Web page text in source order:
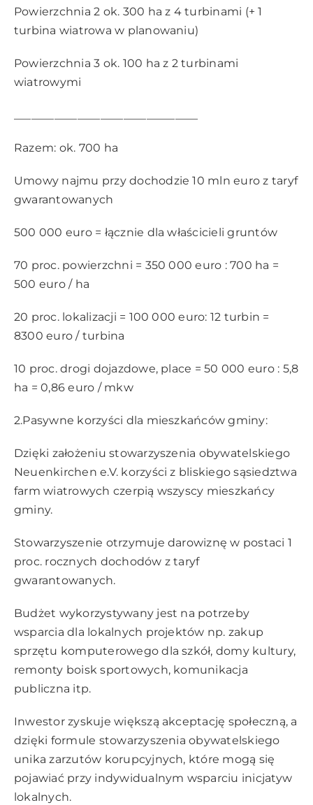
Powierzchnia 2 ok. 300 ha z 4 turbinami (+ 1
turbina wiatrowa w planowaniu)
Powierzchnia 3 ok. 100 ha z 2 turbinami
wiatrowymi
Razem: ok. 700 ha
Umowy najmu przy dochodzie 10 mln euro z taryf
gwarantowanych
500 000 euro = łącznie dla właścicieli gruntów
70 proc. powierzchni = 350 000 euro : 700 ha =
500 euro / ha
20 proc. lokalizacji = 100 000 euro: 12 turbin =
8300 euro / turbina
10 proc. drogi dojazdowe, place = 50 000 euro : 5,8
ha = 0,86 euro / mkw
2.Pasywne korzyści dla mieszkańców gminy:
Dzięki założeniu stowarzyszenia obywatelskiego
Neuenkirchen e.V. korzyści z bliskiego sąsiedztwa
farm wiatrowych czerpią wszyscy mieszkańcy
gminy.
Stowarzyszenie otrzymuje darowiznę w postaci 1
proc. rocznych dochodów z taryf
gwarantowanych.
Budżet wykorzystywany jest na potrzeby
wsparcia dla lokalnych projektów np. zakup
sprzętu komputerowego dla szkół, domy kultury,
remonty boisk sportowych, komunikacja
publiczna itp.
Inwestor zyskuje większą akceptację społeczną, a
dzięki formule stowarzyszenia obywatelskiego
unika zarzutów korupcyjnych, które mogą się
pojawiać przy indywidualnym wsparciu inicjatyw
lokalnych.